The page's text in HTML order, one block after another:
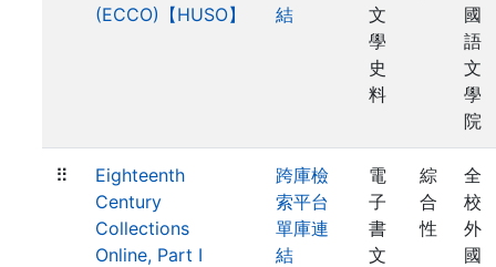
(ECCO)【HUSO】
結
文
學
史
料
國
語
文
學
院
⠿
Eighteenth
Century
Collections
Online, Part I
跨庫檢
索平台
單庫連
結
電
子
書
文
綜
合
性
全
校
外
國